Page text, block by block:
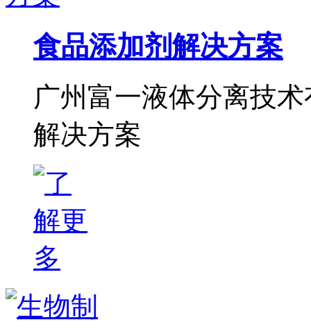
食品添加剂解决方案
广州富一液体分离技
解决方案